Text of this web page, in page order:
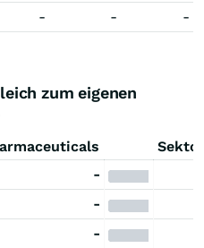
- - -
zum eigenen
-
-
-